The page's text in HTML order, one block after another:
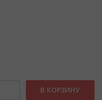
В КОРЗИНУ